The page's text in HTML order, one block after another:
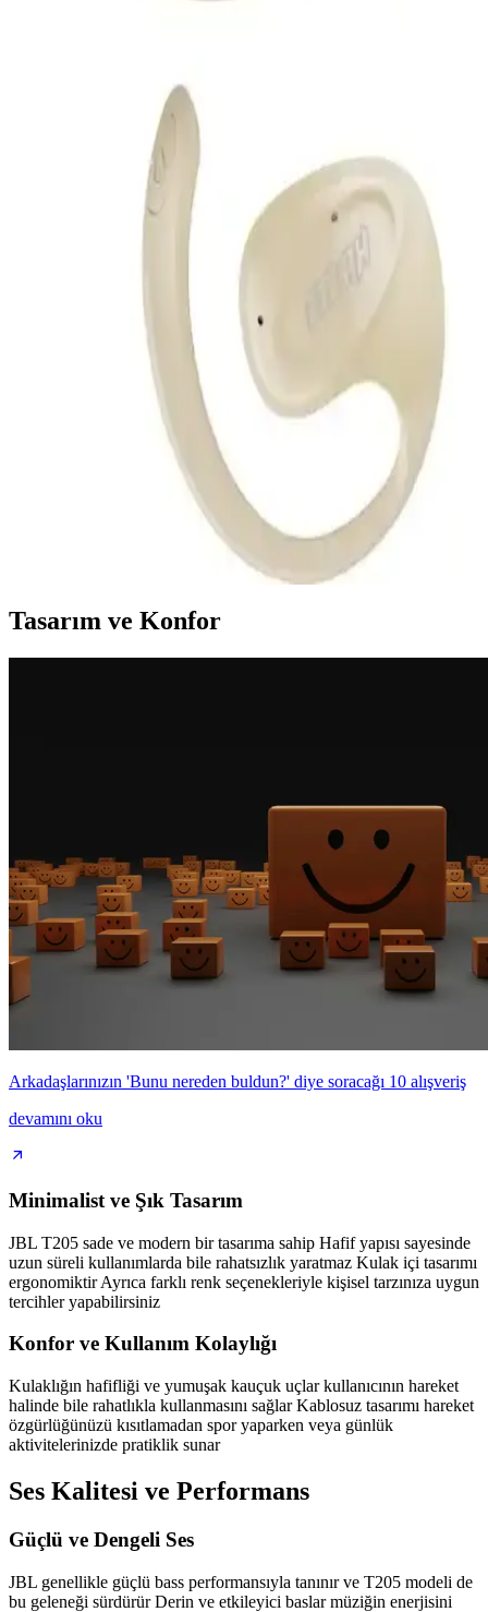
zenginleştirir ve çeşitli cihazlar arasında veri transferini sağlar.
Sony WH-CH500 Kablosuz Kulaklık: Hafiflik ve
Uzun Pil Ömrü ile Günlük Kullanım İçin Uygun
Sony WH-CH500, hafif tasarımı, uzun pil ömrü ve kablosuz
bağlantısıyla günlük kullanımda pratiklik sağlayan uygun fiyatlı bir
AirPods Şarj Etme Rehberi: Sorunsuz Kullanım İçin
AirPods'un şarj edilmesi için temel yöntemler, dikkat edilmesi
gereken noktalar ve olası sorunların çözüm yolları hakkında detaylı
bilgi. Sorunsuz kullanım için pratik öneriler içerir.
Hifree W1 Açık Ows Kulakiçi Bluetooth Kulaklık
İncelemesi ve Kullanıcı Yorumları
Hifree W1 Açık Ows kulakiçi Bluetooth kulaklık, ergonomik
tasarımı, üstün ses kalitesi ve dayanıklılığıyla öne çıkıyor. Hafif ve
şık yapısı, uzun pil ömrü ve kolay kullanım özellikleriyle günlük
iletişim ve eğlence ihtiyaçlarını karşılar.
Tasarım ve Konfor
Arkadaşlarınızın 'Bunu nereden buldun?' diye soracağı 10 alışveriş
devamını oku
Minimalist ve Şık Tasarım
JBL T205 sade ve modern bir tasarıma sahip Hafif yapısı sayesinde
uzun süreli kullanımlarda bile rahatsızlık yaratmaz Kulak içi tasarımı
ergonomiktir Ayrıca farklı renk seçenekleriyle kişisel tarzınıza uygun
tercihler yapabilirsiniz
Konfor ve Kullanım Kolaylığı
Kulaklığın hafifliği ve yumuşak kauçuk uçlar kullanıcının hareket
halinde bile rahatlıkla kullanmasını sağlar Kablosuz tasarımı hareket
özgürlüğünüzü kısıtlamadan spor yaparken veya günlük
aktivitelerinizde pratiklik sunar
Ses Kalitesi ve Performans
Güçlü ve Dengeli Ses
JBL genellikle güçlü bass performansıyla tanınır ve T205 modeli de
bu geleneği sürdürür Derin ve etkileyici baslar müziğin enerjisini